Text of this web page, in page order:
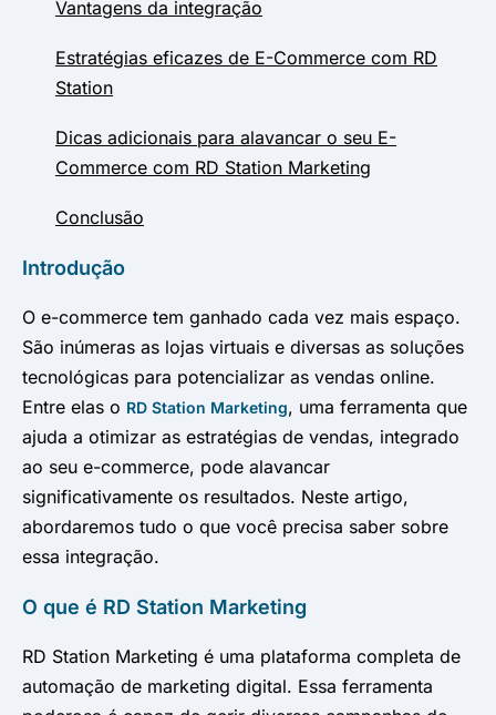
Vantagens da integração
Estratégias eficazes de E-Commerce com RD
Station
Dicas adicionais para alavancar o seu E-
Commerce com RD Station Marketing
Conclusão
Introdução
O e-commerce tem ganhado cada vez mais espaço.
São inúmeras as lojas virtuais e diversas as soluções
tecnológicas para potencializar as vendas online.
Entre elas o RD Station Marketing, uma ferramenta que
ajuda a otimizar as estratégias de vendas, integrado
ao seu e-commerce, pode alavancar
significativamente os resultados. Neste artigo,
abordaremos tudo o que você precisa saber sobre
essa integração.
O que é RD Station Marketing
RD Station Marketing é uma plataforma completa de
automação de marketing digital. Essa ferramenta